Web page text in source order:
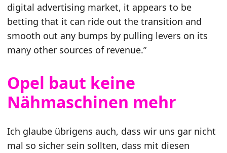
digital advertising market, it appears to be
betting that it can ride out the transition and
smooth out any bumps by pulling levers on its
many other sources of revenue.”
Opel baut keine
Nähmaschinen mehr
Ich glaube übrigens auch, dass wir uns gar nicht
mal so sicher sein sollten, dass mit diesen